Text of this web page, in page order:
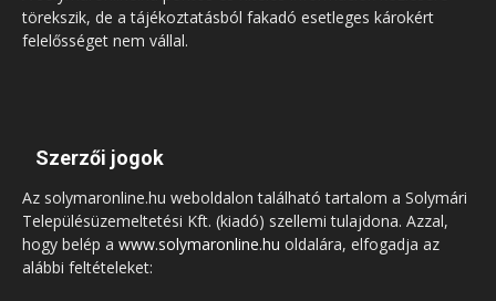
törekszik, de a tájékoztatásból fakadó esetleges károkért
felelősséget nem vállal.
Szerzői jogok
Az solymaronline.hu weboldalon található tartalom a Solymári
Településüzemeltetési Kft. (kiadó) szellemi tulajdona. Azzal,
hogy belép a www.solymaronline.hu oldalára, elfogadja az
alábbi feltételeket: